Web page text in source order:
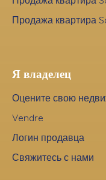
Продажа квартира
Я владелец
Оцените свою
Vendre
Логин продавца
Свяжитесь с нами